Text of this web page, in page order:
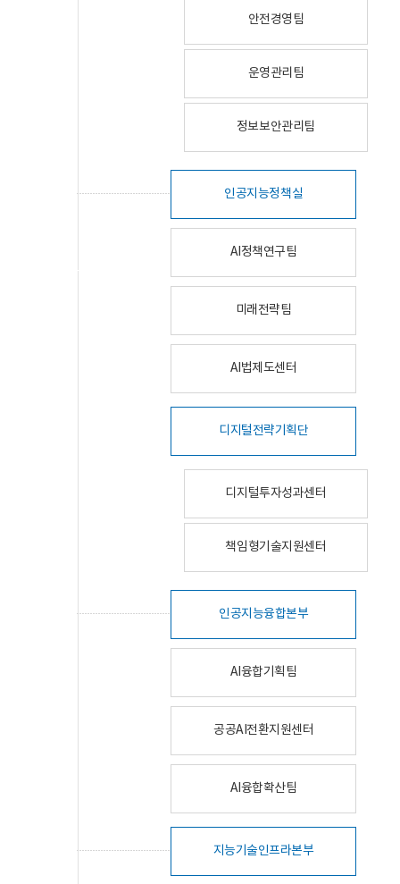
안전경영팀
운영관리팀
정보보안관리팀
인공지능정책실
AI정책연구팀
미래전략팀
AI법제도센터
디지털전략기획단
디지털투자성과센터
책임형기술지원센터
인공지능융합본부
AI융합기획팀
공공AI전환지원센터
AI융합확산팀
지능기술인프라본부